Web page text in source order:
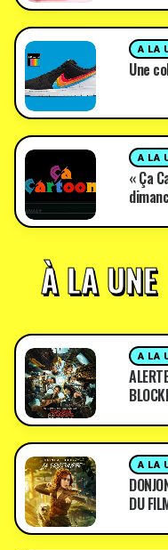
A LA
Une
A LA
« Ça
À LA UNE
A LA
A LA
DU